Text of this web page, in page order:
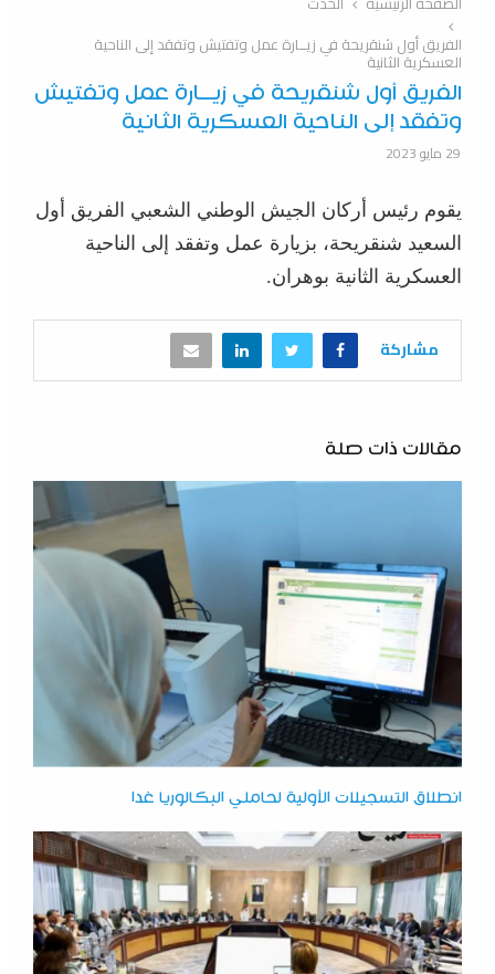
الفريق أول شنقريحة في زيــارة عمل وتفتيش وتفقد إلى الناحية
العسكرية الثانية
الفريق أول شنقريحة في زيــارة عمل وتفتيش
وتفقد إلى الناحية العسكرية الثانية
29 مايو 2023
يقوم رئيس أركان الجيش الوطني الشعبي الفريق أول
السعيد شنقريحة، بزيارة عمل وتفقد إلى الناحية
العسكرية الثانية بوهران.
مشاركة
مقالات ذات صلة
انطلاق التسجيلات الأولية لحاملي البكالوريا غدا